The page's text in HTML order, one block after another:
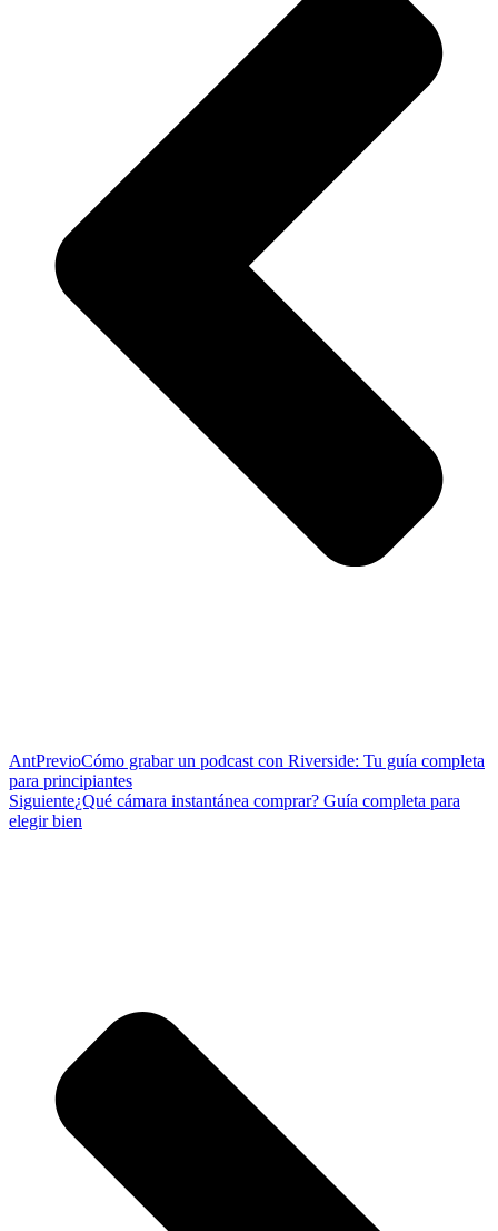
AntPrevioCómo grabar un podcast con Riverside: Tu guía completa
para principiantes
Siguiente¿Qué cámara instantánea comprar? Guía completa para
elegir bien